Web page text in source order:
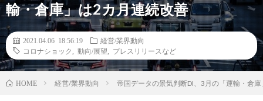
輸・倉庫」は2カ月連続改善
2021.04.06 18:56:19
経営/業界動向
コロナショック
動向/展望 プレスリリースなど
HOME 経営/業界動向 帝国データの景気判断DI、3月の「運輸・倉